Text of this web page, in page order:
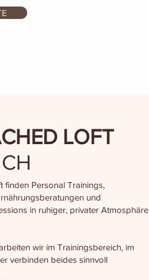
LOFT
finden Personal Trainings,
und
in ruhiger, privater Atmosphäre
wir im Trainingsbereich, im
verbinden beides sinnvoll